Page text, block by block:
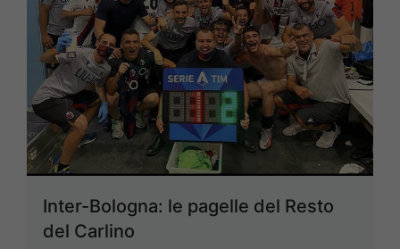
Inter-Bologna: le pagelle del Resto
del Carlino